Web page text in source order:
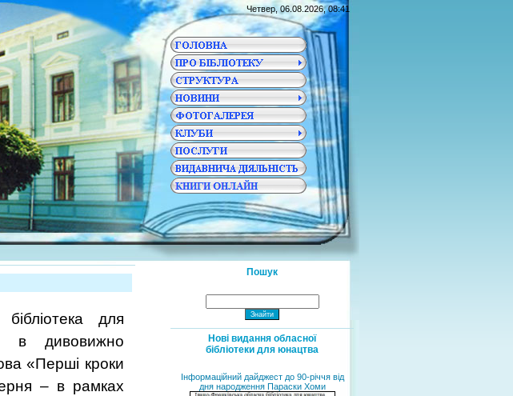
для
в дивовижно
«Перші кроки
– в рамках
Четвер, 06.08.2026, 08:41
Пошук
Нові видання обласної
бібліотеки для юнацтва
Інформаційний дайджест до 90-річчя від
дня народження Параски Хоми